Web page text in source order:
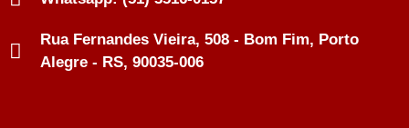
Rua Fernandes Vieira, 508 - Bom Fim, Porto
Alegre - RS, 90035-006